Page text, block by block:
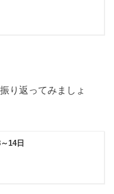
り返ってみましょ
14日